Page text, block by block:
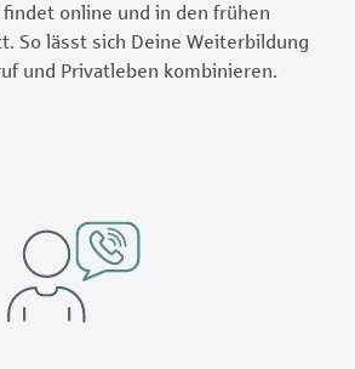
online und in den frühen
So lässt sich Deine Weiterbildung
und Privatleben kombinieren.